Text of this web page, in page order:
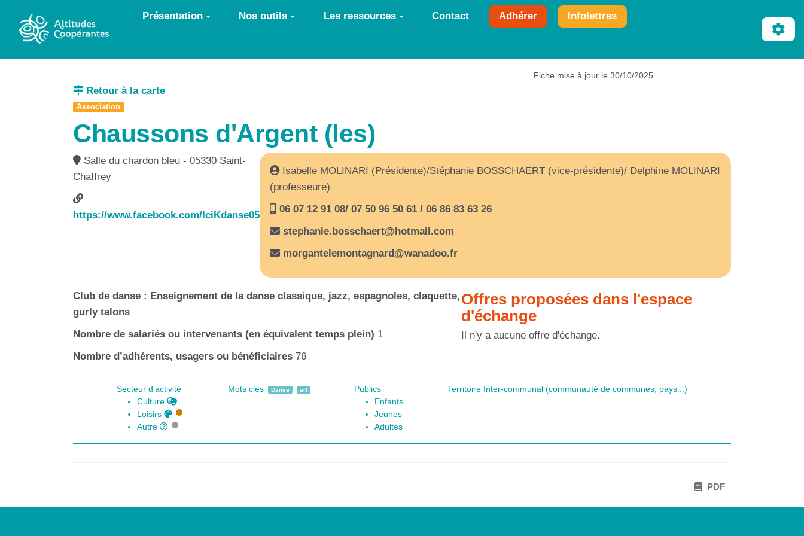
Aller au contenu principal Présentation Nos outils Les ressources Contact Adhérer Infolettres
Fiche mise à jour le 30/10/2025
Retour à la carte
Association
Chaussons d'Argent (les)
Salle du chardon bleu - 05330 Saint-
Chaffrey
https://www.facebook.com/IciKdanse05
Isabelle MOLINARI (Présidente)/Stéphanie BOSSCHAERT (vice-présidente)/ Delphine MOLINARI
(professeure)
06 07 12 91 08/ 07 50 96 50 61 / 06 86 83 63 26
stephanie.bosschaert@hotmail.com
morgantelemontagnard@wanadoo.fr
Club de danse : Enseignement de la danse classique, jazz, espagnoles, claquette,
gurly talons
Nombre de salariés ou intervenants (en équivalent temps plein) 1
Nombre d’adhérents, usagers ou bénéficiaires 76
Offres proposées dans l'espace
d'échange
Il n'y a aucune offre d'échange.
Secteur d'activité
Culture
Loisirs
Autre
Mots clés Danse art
Publics
Enfants
Jeunes
Adultes
Territoire Inter-communal (communauté de communes, pays...)
PDF